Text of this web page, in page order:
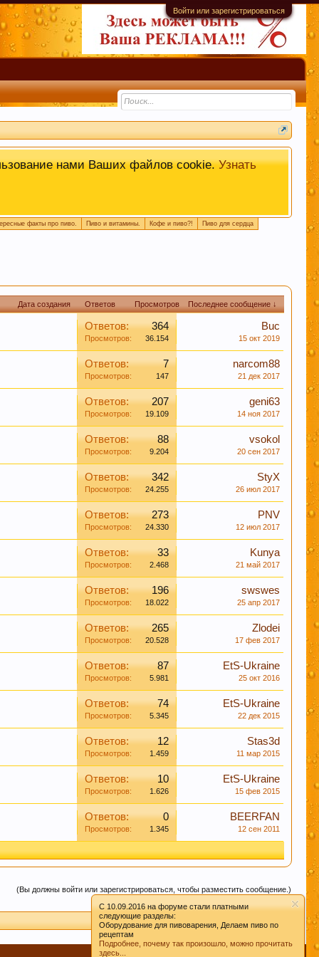
Войти или зарегистрироваться
.
нами Ваших файлов cookie.Узнать
Это поможет быстро находить
совет.
соц закладках. Тем самым нас станет больше
удовольствие вызывает только вкус пива,
предотвратят рак.
с заболеваниями сердечно-
Пиво же наоборот защищает ДНК.
их профилактики
этот момент, Вам будут предложены
уже поднимался на обсуждение.
датами, просьба не принимать советы,
неверность таких методов делают все по
переспрашивайте!
слова. Данная функция позволяет
факты про пиво. Пиво и витамины. Кофе и пиво?!
Пиво для сердца
C 10.09.2016 на форуме стали платными
следующие разделы:
Оборудование для пивоварения, Делаем пиво по
рецептам
Подробнее, почему так произошло, можно прочитать
здесь...
Дата создания Ответов Просмотров Последнее сообщение ↓
Ответов: 364
Просмотров: 36.154
Buc
15 окт 2019
Ответов: 7
Просмотров: 147
narcom88
21 дек 2017
Ответов: 207
Просмотров: 19.109
geni63
14 ноя 2017
Ответов: 88
Просмотров: 9.204
vsokol
20 сен 2017
Ответов: 342
Просмотров: 24.255
StyX
26 июл 2017
Ответов: 273
Просмотров: 24.330
PNV
12 июл 2017
Ответов: 33
Просмотров: 2.468
Kunya
21 май 2017
Ответов: 196
Просмотров: 18.022
swswes
25 апр 2017
Ответов: 265
Просмотров: 20.528
Zlodei
17 фев 2017
Ответов: 87
Просмотров: 5.981
EtS-Ukraine
25 окт 2016
Ответов: 74
Просмотров: 5.345
EtS-Ukraine
22 дек 2015
Ответов: 12
Просмотров: 1.459
Stas3d
11 мар 2015
Ответов: 10
Просмотров: 1.626
EtS-Ukraine
15 фев 2015
Ответов: 0
Просмотров: 1.345
BEERFAN
12 сен 2011
(Вы должны войти или зарегистрироваться, чтобы разместить сообщение.)